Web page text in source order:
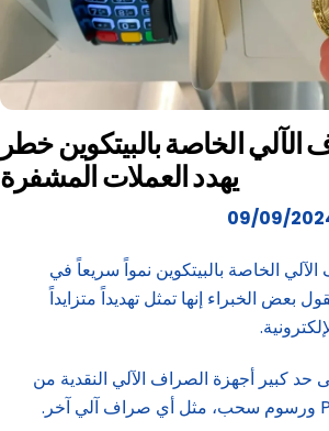
الآلي الخاصة بالبيتكوين خطر
يهدد العملات المشفرة
الخاصة بالبيتكوين نمواً سريعاً في
بعض الخبراء إنها تمثل تهديداً متزايداً
حد كبير أجهزة الصراف الآلي النقدية من